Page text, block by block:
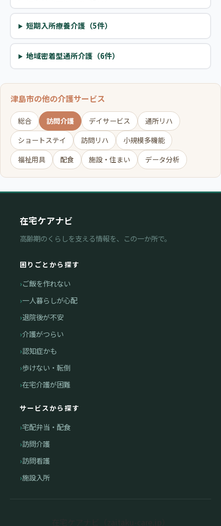
短期入所療養介護（5件）
地域密着型通所介護（6件）
津島市の他の介護サービス
総合 訪問介護 デイサービス
通所リハ
ショートステイ
訪問リハ
小規模多機能
福祉用具
配食 施設・住まい データ分析
在宅ケアナビ
高齢期のくらしを支える情報を、この一か所で。
困りごとから探す
ご飯を作れない
一人暮らしが心配
退院後が不安
介護がつらい
認知症かも
歩けない・転倒
在宅介護が困難
サービスから探す
宅配弁当・配食
訪問介護
訪問看護
施設入所